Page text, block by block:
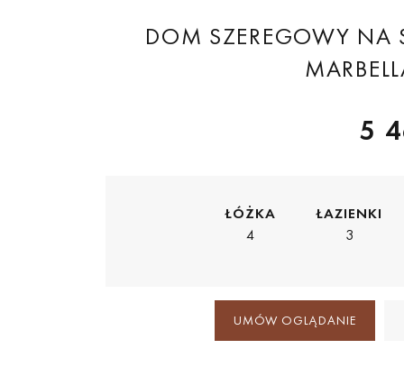
DOM SZEREGOWY NA
5
ŁÓŻKA
4
ŁAZIENKI
3
UMÓW OGLĄDANIE